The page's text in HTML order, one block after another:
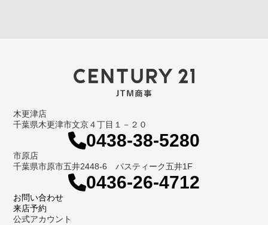
木更津店
千葉県木更津市文京４丁目１－２０
0438-38-5280
市原店
千葉県市原市五井2448-6 パスティーク五井1F
0436-26-4712
お問い合わせ
来店予約
公式アカウント